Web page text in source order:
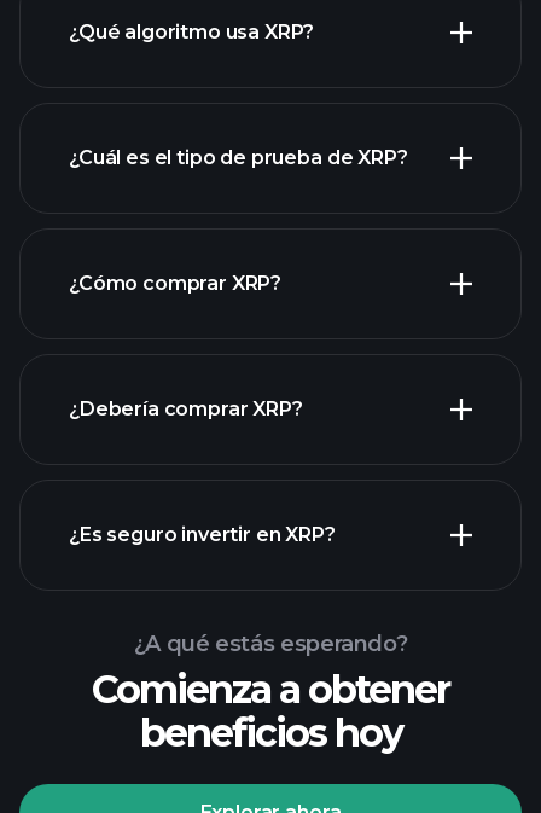
¿Qué algoritmo usa XRP?
¿Cuál es el tipo de prueba de XRP?
¿Cómo comprar XRP?
Playtrade Tournaments
broker recomendado
¿Debería comprar XRP?
informes de mercado diarios
impulsados por IA
de multimillonarios
¿Es seguro invertir en XRP?
Playtrade Tournaments
informes de mercado diarios
¿A qué estás esperando?
Comienza a obtener
beneficios hoy